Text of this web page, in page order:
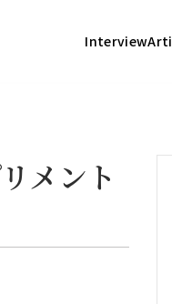
Interview
メント